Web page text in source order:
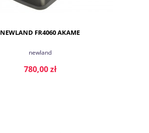
NEWLAND FR4060 AKAME
newland
780,00 zł